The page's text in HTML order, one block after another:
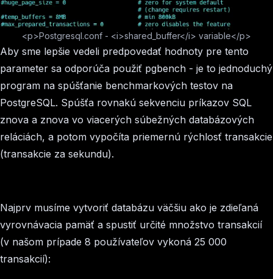
<p>Postgresql.conf - <i>shared_buffer</i> variable</p>
Aby sme lepšie vedeli predpovedať hodnoty pre tento
parameter sa odporúča použiť pgbench - je to jednoduchý
program na spúšťanie benchmarkových testov na
PostgreSQL. Spúšťa rovnakú sekvenciu príkazov SQL
znova a znova vo viacerých súbežných databázových
reláciách, a potom vypočíta priemernú rýchlosť transakcie
(transakcie za sekundu).
Najprv musíme vytvoriť databázu väčšiu ako je zdieľaná
vyrovnávacia pamäť a spustiť určité množstvo transakcií
(v našom prípade 8 používateľov vykoná 25 000
transakcií):